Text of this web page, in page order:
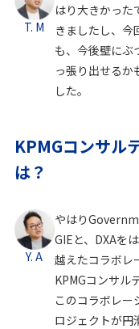
T. M
はり大きかった
きましたし、今
も、今後壁にぶ
っ張り出せるか
した。
KPMGコンサル
は？
Y. A
やはり
GIEと、DXAを
越えたコラボレ
KPMGコンサル
このコラボレー
ロジェクトが円